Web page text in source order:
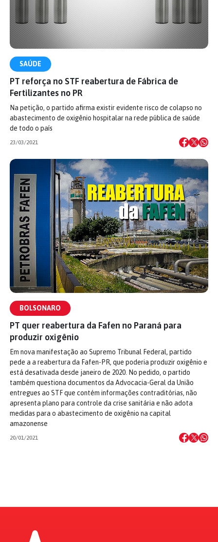
SAÚDE
PT reforça no STF reabertura de Fábrica de
Fertilizantes no PR
Na petição, o partido afirma existir evidente risco de colapso no
abastecimento de oxigênio hospitalar na rede pública de saúde
de todo o país
23/03/2021
BOLSONARO
PT quer reabertura da Fafen no Paraná para
produzir oxigênio
Em nova manifestação ao Supremo Tribunal Federal, partido
pede a a reabertura da Fafen-PR, que poderia produzir oxigênio e
está desativada desde janeiro de 2020. No pedido, o partido
também questiona documentos da Advocacia-Geral da União
entregues ao STF que contém informações contraditórias, não
apresenta plano para controle da crise sanitária e não adota
medidas para o abastecimento de oxigênio na capital
amazonense
20/01/2021